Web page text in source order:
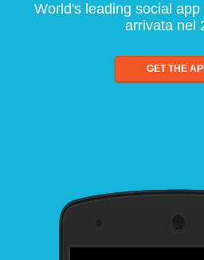
World's leading social
arrivata nel
GET THE